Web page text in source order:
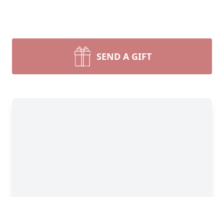
SEND A GIFT